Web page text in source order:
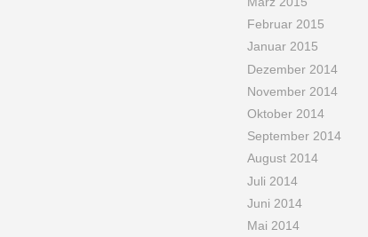
Februar 2015
Januar 2015
Dezember 2014
November 2014
Oktober 2014
September 2014
August 2014
Juli 2014
Juni 2014
Mai 2014